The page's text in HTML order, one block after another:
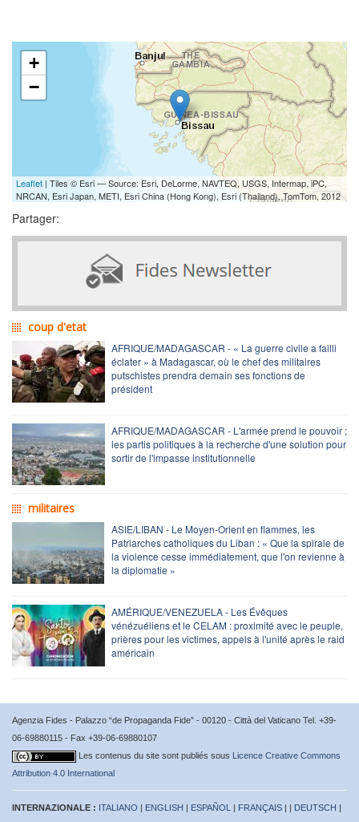
+
−
Leaflet | Tiles © Esri — Source: Esri, DeLorme, NAVTEQ, USGS, Intermap, iPC,
NRCAN, Esri Japan, METI, Esri China (Hong Kong), Esri (Thailand), TomTom, 2012
Partager:
coup d'etat
AFRIQUE/MADAGASCAR - « La guerre civile a failli
éclater » à Madagascar, où le chef des militaires
putschistes prendra demain ses fonctions de
président
AFRIQUE/MADAGASCAR - L'armée prend le pouvoir ;
les partis politiques à la recherche d'une solution pour
sortir de l'impasse institutionnelle
militaires
ASIE/LIBAN - Le Moyen-Orient en flammes, les
Patriarches catholiques du Liban : « Que la spirale de
la violence cesse immédiatement, que l'on revienne à
la diplomatie »
AMÉRIQUE/VENEZUELA - Les Évêques
vénézuéliens et le CELAM : proximité avec le peuple,
prières pour les victimes, appels à l'unité après le raid
américain
Agenzia Fides - Palazzo “de Propaganda Fide” - 00120 - Città del Vaticano Tel. +39-
06-69880115 - Fax +39-06-69880107
Les contenus du site sont publiés sous Licence Creative Commons
Attribution 4.0 International
INTERNAZIONALE : ITALIANO | ENGLISH | ESPAÑOL | FRANÇAIS | | DEUTSCH |